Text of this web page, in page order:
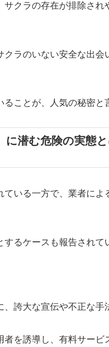
クラの存在が排除さ
ラのいない安全な出
ことが、人気の秘密と
に潜む危険の実態
ている一方で、業者に
るケースも報告されて
誇大な宣伝や不正な手
を誘導し、有料サービ